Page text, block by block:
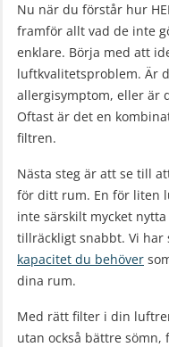
Nu när du förstår hur
framför allt vad de inte
enklare. Börja med att
luftkvalitetsproblem. Är
allergisymptom, eller är
Oftast är det en
filtren.
Nästa steg är att se till
för ditt rum. En för liten
inte särskilt mycket
tillräckligt snabbt. Vi har
kapacitet du behöver
dina rum.
Med rätt filter i din
utan också bättre